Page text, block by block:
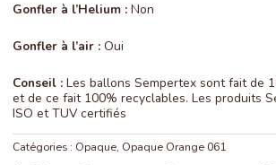
Gonfler à l’Helium : Non
Gonfler à l’air : Oui
Conseil : Les ballons Sempertex sont fait de
et de ce fait 100% recyclables. Les produits
ISO et TUV certifiés
Catégories : Opaque, Opaque Orange 061